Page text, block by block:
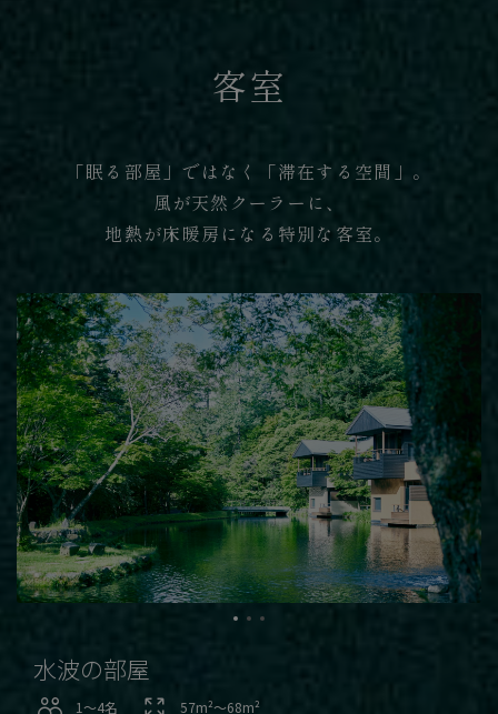
客室
「眠る部屋」ではなく「滞在する空間」。
風が天然クーラーに、
地熱が床暖房になる特別な客室。
水波の部屋
1〜4名 57m²〜68m²